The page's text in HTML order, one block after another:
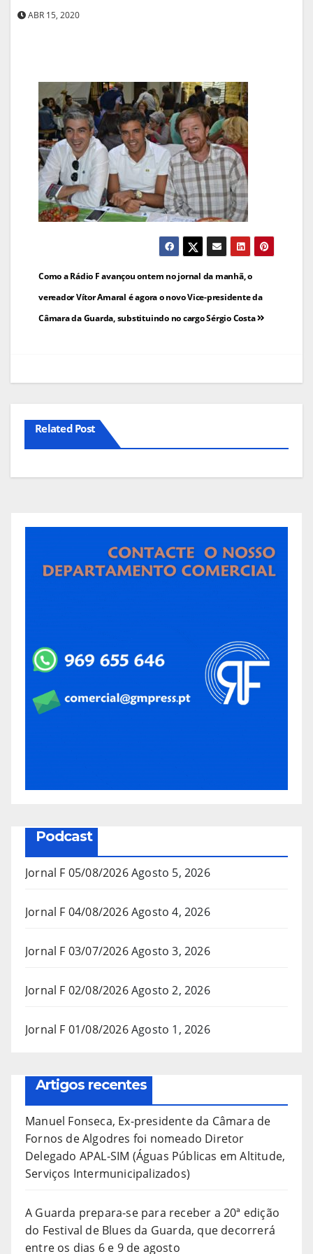
ABR 15, 2020
Navegação
de
artigos
Como a Rádio F avançou ontem no jornal da manhã, o
vereador Vítor Amaral é agora o novo Vice-presidente da
Câmara da Guarda, substituindo no cargo Sérgio Costa
Related Post
Podcast
Jornal F 05/08/2026Agosto 5, 2026
Jornal F 04/08/2026Agosto 4, 2026
Jornal F 03/07/2026Agosto 3, 2026
Jornal F 02/08/2026Agosto 2, 2026
Jornal F 01/08/2026Agosto 1, 2026
Artigos recentes
Manuel Fonseca, Ex-presidente da Câmara de
Fornos de Algodres foi nomeado Diretor
Delegado APAL-SIM (Águas Públicas em Altitude,
Serviços Intermunicipalizados)
A Guarda prepara-se para receber a 20ª edição
do Festival de Blues da Guarda, que decorrerá
entre os dias 6 e 9 de agosto